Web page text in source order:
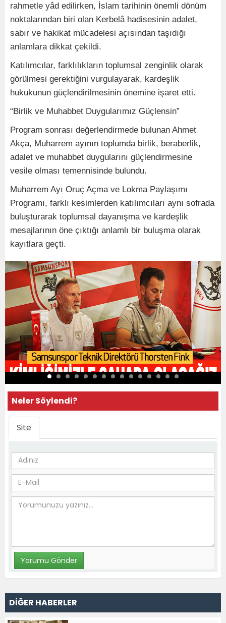
rahmetle yâd edilirken, İslam tarihinin önemli dönüm
noktalarından biri olan Kerbelâ hadisesinin adalet,
sabır ve hakikat mücadelesi açısından taşıdığı
anlamlara dikkat çekildi.
Katılımcılar, farklılıkların toplumsal zenginlik olarak
görülmesi gerektiğini vurgulayarak, kardeşlik
hukukunun güçlendirilmesinin önemine işaret etti.
“Birlik ve Muhabbet Duygularımız Güçlensin”
Program sonrası değerlendirmede bulunan Ahmet
Akça, Muharrem ayının toplumda birlik, beraberlik,
adalet ve muhabbet duygularını güçlendirmesine
vesile olması temennisinde bulundu.
Muharrem Ayı Oruç Açma ve Lokma Paylaşımı
Programı, farklı kesimlerden katılımcıları aynı sofrada
buluşturarak toplumsal dayanışma ve kardeşlik
mesajlarının öne çıktığı anlamlı bir buluşma olarak
kayıtlara geçti.
Neler Söylendi?
Site
DİĞER HABERLER